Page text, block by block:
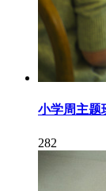
小学周主题
282